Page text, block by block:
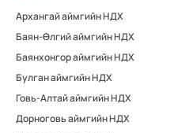
Архангай аймгийн НДХ
Баян-Өлгий аймгийн НДХ
Баянхонгор аймгийн НДХ
Булган аймгийн НДХ
Говь-Алтай аймгийн НДХ
Дорноговь аймгийн НДХ